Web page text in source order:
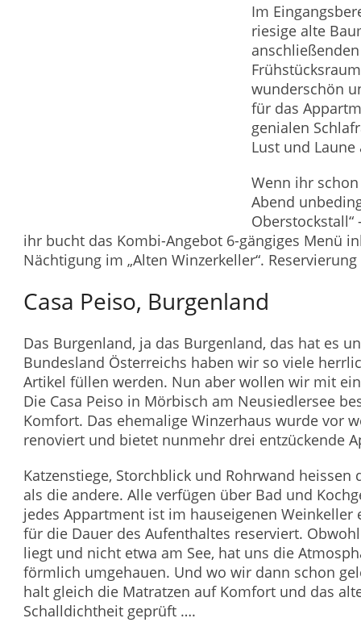
Im
riesige alte
wunderschön
für das
genialen
Lust und
Wenn ihr
Abend
ihr bucht das Kombi-Angebot 6-gängiges Menü
Nächtigung im „Alten Winzerkeller“.
Casa Peiso, Burgenland
Das Burgenland, ja das Burgenland, das hat es
Bundesland Österreichs haben wir so viele
Artikel füllen werden. Nun aber wollen wir mit
Die Casa Peiso in Mörbisch am Neusiedlersee
Komfort. Das ehemalige Winzerhaus wurde vor
renoviert und bietet nunmehr drei entzückende
Katzenstiege, Storchblick und Rohrwand heissen
als die andere. Alle verfügen über Bad und
jedes Appartment ist im hauseigenen Weinkeller
für die Dauer des Aufenthaltes reserviert.
liegt und nicht etwa am See, hat uns die
förmlich umgehauen. Und wo wir dann schon
halt gleich die Matratzen auf Komfort und das
Schalldichtheit geprüft ….